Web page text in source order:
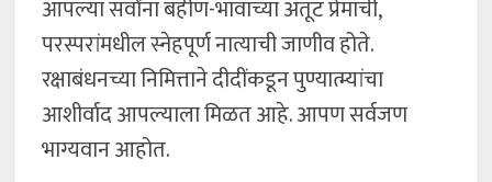
आपल्या सर्वांना बहीण-भावाच्या अतूट प्रेमाची,
परस्परांमधील स्नेहपूर्ण नात्याची जाणीव होते.
रक्षाबंधनच्या निमित्ताने दीदींकडून पुण्यात्म्यांचा
आशीर्वाद आपल्याला मिळत आहे. आपण सर्वजण
भाग्यवान आहोत.